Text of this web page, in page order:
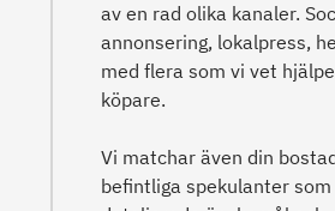
av en rad olika kanaler.
annonsering, lokalpress,
med flera som vi vet
köpare.
Vi matchar även din
befintliga spekulanter